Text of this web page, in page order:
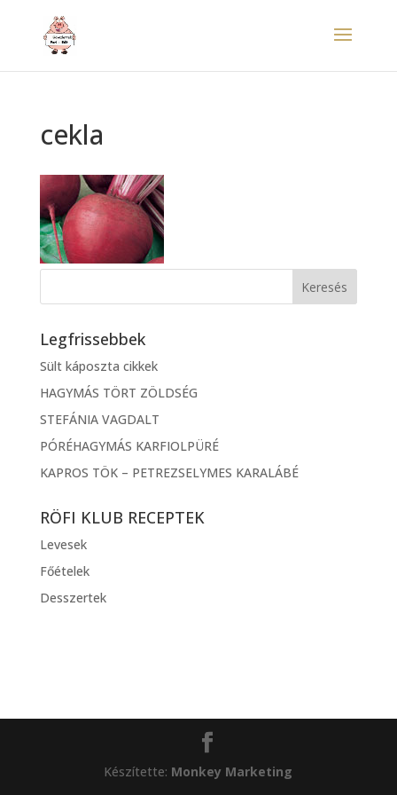
cekla
Legfrissebbek
Sült káposzta cikkek
HAGYMÁS TÖRT ZÖLDSÉG
STEFÁNIA VAGDALT
PÓRÉHAGYMÁS KARFIOLPÜRÉ
KAPROS TÖK – PETREZSELYMES KARALÁBÉ
RÖFI KLUB RECEPTEK
Levesek
Főételek
Desszertek
Készítette: Monkey Marketing